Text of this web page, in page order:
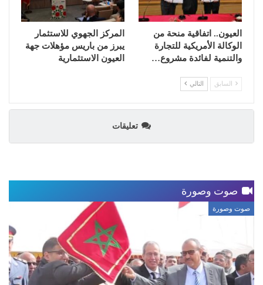
العيون.. اتفاقية منحة من
الوكالة الأمريكية للتجارة
والتنمية لفائدة مشروع…
المركز الجهوي للاستثمار
يبرز من باريس مؤهلات جهة
العيون الاستثمارية
السابق التالي
تعليقات
صوت وصورة
صوت وصورة